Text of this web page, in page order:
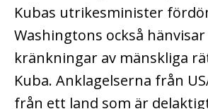
Kubas utrikesminister
Washingtons också
kränkningar av mänskliga
Kuba. Anklagelserna från
från ett land som är